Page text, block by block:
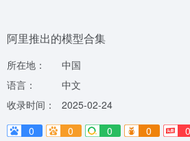
阿里推出的模型合集
所在地：
中国
语言：
中文
收录时间：
2025-02-24
0
0 0 0 0